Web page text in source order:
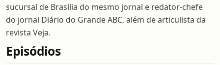
sucursal de Brasília do mesmo jornal e redator-chefe
do jornal Diário do Grande ABC, além de articulista da
revista Veja.
Episódios